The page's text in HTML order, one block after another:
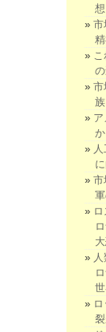
市
市
か
市